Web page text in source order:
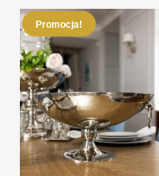
Promocja!